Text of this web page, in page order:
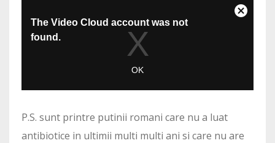
P.S. sunt printre putinii romani care nu a luat
antibiotice in ultimii multi multi ani si care nu are